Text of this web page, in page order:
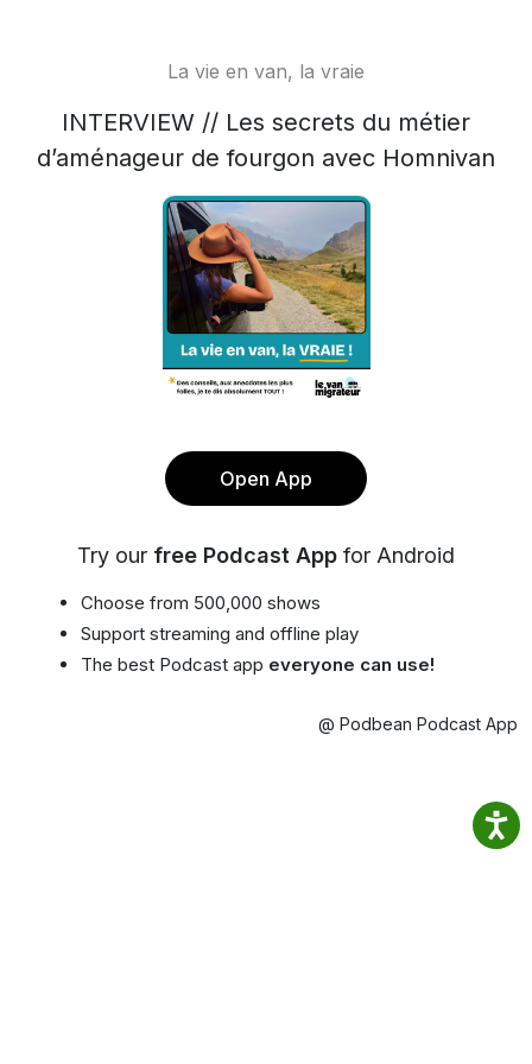
La vie en van, la vraie
INTERVIEW // Les secrets du métier
d’aménageur de fourgon avec Homnivan
Open App
Try our free Podcast App for Android
Choose from 500,000 shows
Support streaming and offline play
The best Podcast app everyone can use!
@ Podbean Podcast App